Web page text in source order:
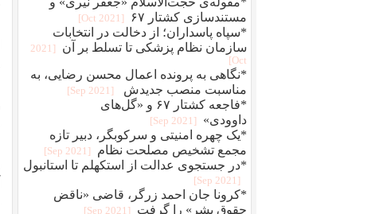
مستند‌سازی کشتار ۶۷
[2021 Oct]
*سپاه پاسداران؛ از دخالت در انتخابات
سازمان نظام پزشکی تا تسلط بر آن
[2021
Oct]
*نگاهی به پرونده اعمال محسن رضایی، به
مناسبت منصب جدیدش
[2021 Sep]
*فاجعه کشتار ۶۷ و «گل‌های
داوودی»
[2021 Sep]
*یک چهره‌‌ امنیتی و سرکوبگر، دبیر تازه
مجمع تشخیص مصلحت نظام
[2021 Sep]
*در جستجوی عدالت از استکهلم تا استانبول
[2021 Sep]
*کرونا جان احمد زرگر، قاضی «ناقض
حقوق بشر» را گرفت
[2021 Sep]